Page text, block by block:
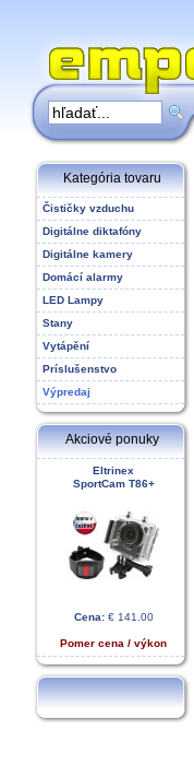
Kategória tovaru
Čističky vzduchu
Digitálne diktafóny
Digitálne kamery
Domácí alarmy
LED Lampy
Stany
Vytápění
Príslušenstvo
Výpredaj
Akciové ponuky
Eltrinex
SportCam T86+
Cena:€ 141.00
Pomer cena / výkon